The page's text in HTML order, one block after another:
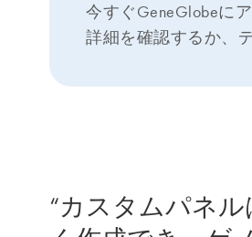
今すぐGeneGlobeに
詳細を確認するか、
“カスタムパネ